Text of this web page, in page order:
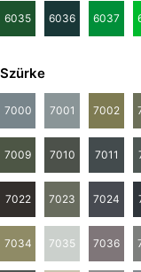
6035 6036 6037
Szürke
7000 7001 7002
7009 7010 7011
7022 7023 7024
7034 7035 7036